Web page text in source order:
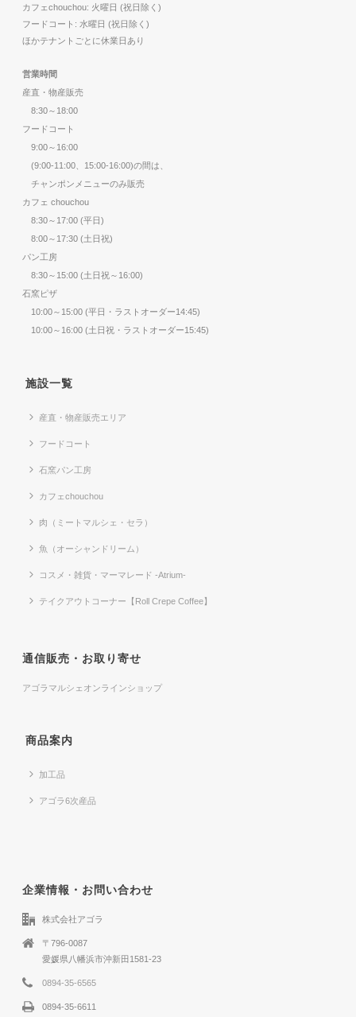
カフェchouchou: 火曜日 (祝日除く)
フードコート: 水曜日 (祝日除く)
ほかテナントごとに休業日あり
営業時間
産直・物産販売
8:30～18:00
フードコート
9:00～16:00
(9:00-11:00、15:00-16:00)の間は、
チャンポンメニューのみ販売
カフェ chouchou
8:30～17:00 (平日)
8:00～17:30 (土日祝)
パン工房
8:30～15:00 (土日祝～16:00)
石窯ピザ
10:00～15:00 (平日・ラストオーダー14:45)
10:00～16:00 (土日祝・ラストオーダー15:45)
施設一覧
産直・物産販売エリア
フードコート
石窯パン工房
カフェchouchou
肉（ミートマルシェ・セラ）
魚（オーシャンドリーム）
コスメ・雑貨・マーマレード -Atrium-
テイクアウトコーナー【Roll Crepe Coffee】
通信販売・お取り寄せ
アゴラマルシェオンラインショップ
商品案内
加工品
アゴラ6次産品
企業情報・お問い合わせ
株式会社アゴラ
〒796-0087
愛媛県八幡浜市沖新田1581-23
0894-35-6565
0894-35-6611